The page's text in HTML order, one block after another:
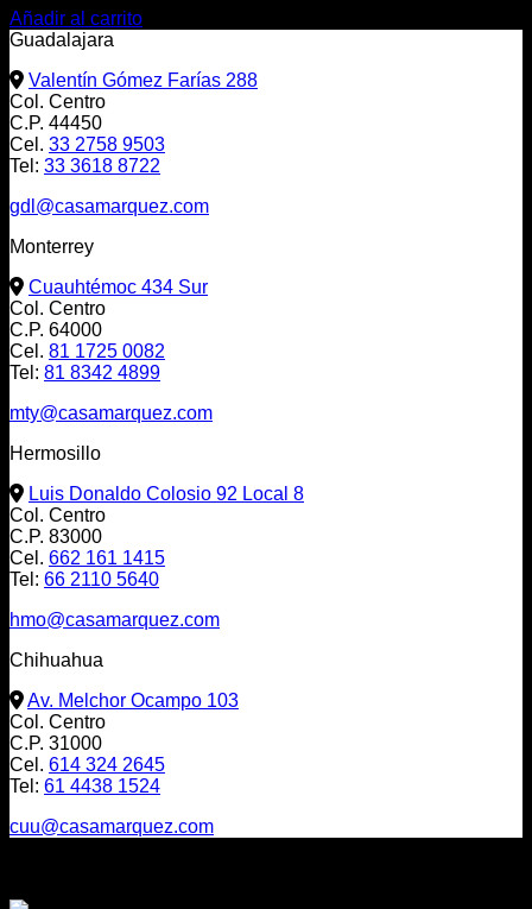
Añadir al carrito
Guadalajara
Valentín Gómez Farías 288
Col. Centro
C.P. 44450
Cel. 33 2758 9503
Tel: 33 3618 8722
gdl@casamarquez.com
Monterrey
Cuauhtémoc 434 Sur
Col. Centro
C.P. 64000
Cel. 81 1725 0082
Tel: 81 8342 4899
mty@casamarquez.com
Hermosillo
Luis Donaldo Colosio 92 Local 8
Col. Centro
C.P. 83000
Cel. 662 161 1415
Tel: 66 2110 5640
hmo@casamarquez.com
Chihuahua
Av. Melchor Ocampo 103
Col. Centro
C.P. 31000
Cel. 614 324 2645
Tel: 61 4438 1524
cuu@casamarquez.com